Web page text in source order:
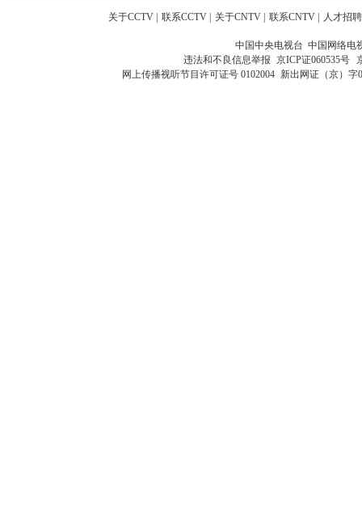
关于CCTV 联系CCTV 关于CNTV 联系CNTV 人才招聘
中国中央电视台 中国网络电
违法和不良信息举报 京ICP证060535号
网上传播视听节目许可证号 0102004 新出网证（京）